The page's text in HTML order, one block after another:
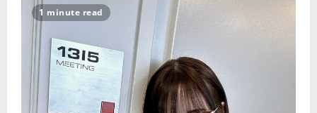
1 minute read